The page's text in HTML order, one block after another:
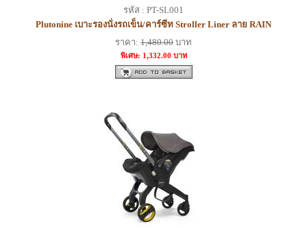
รหัส : PT-SL001
Plutonine เบาะรองนั่งรถเข็น/คาร์ซีท Stroller Liner ลาย RAIN
ราคา: 1,480.00 บาท
พิเศษ: 1,332.00 บาท